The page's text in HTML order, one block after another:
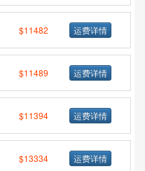
$11482 运费详情
$11489 运费详情
$11394 运费详情
$13334 运费详情